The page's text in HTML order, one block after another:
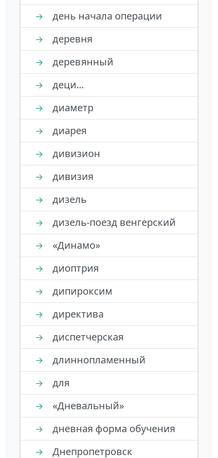
→ день начала операции
→ деревня
→ деревянный
→ деци...
→ диаметр
→ диарея
→ дивизион
→ дивизия
→ дизель
→ дизель-поезд венгерский
→ «Динамо»
→ диоптрия
→ дипироксим
→ директива
→ диспетчерская
→ длиннопламенный
→ для
→ «Дневальный»
→ дневная форма обучения
→ Днепропетровск